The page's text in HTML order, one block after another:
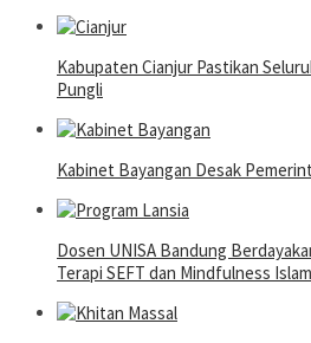
Kabupaten Cianjur Pastikan
Pungli
Kabinet Bayangan Desak
Dosen UNISA Bandung
Terapi SEFT dan Mindfulness